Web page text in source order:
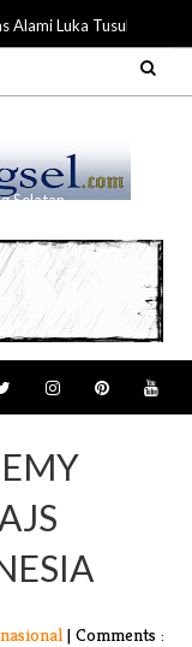
Luka Tusuk di
Selatan
nasional | Comments :